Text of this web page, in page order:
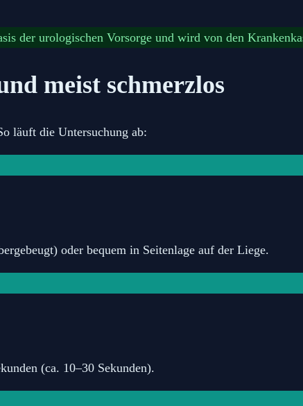
der urologischen Vorsorge und wird von den
meist schmerzlos
läuft die Untersuchung ab:
oder bequem in Seitenlage auf der Liege.
(ca. 10–30 Sekunden).